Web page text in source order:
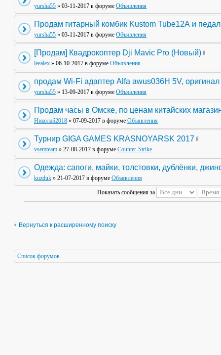
yursha55 » 03-11-2017 в форуме Объявления
Продам гитарный комбик Kustom Tube12А и
yursha55 » 03-11-2017 в форуме Объявления
[Продам] Квадрокоптер Dji Mavic Pro (Новый)
leealex » 06-10-2017 в форуме Объявления
продам Wi-Fi адаптер Alfa awus036H 5V, оригинал
yursha55 » 13-09-2017 в форуме Объявления
Продам часы в Омске, по ценам китайских
Николай2018 » 07-09-2017 в форуме Объявления
Турнир GIGA GAMES KRASNOYARSK 2017
vsemteam » 27-08-2017 в форуме Counter-Strike
Одежда: сапоги, майки, толстовки, дублёнки,
kuzduk » 21-07-2017 в форуме Объявления
Показать сообщения за
Вернуться к расширенному поиску
Список форумов